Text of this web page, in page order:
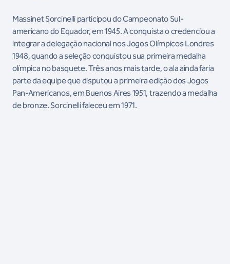
Massinet Sorcinelli participou do Campeonato Sul-
americano do Equador, em 1945. A conquista o credenciou a
integrar a delegação nacional nos Jogos Olímpicos Londres
1948, quando a seleção conquistou sua primeira medalha
olímpica no basquete. Três anos mais tarde, o ala ainda faria
parte da equipe que disputou a primeira edição dos Jogos
Pan-Americanos, em Buenos Aires 1951, trazendo a medalha
de bronze. Sorcinelli faleceu em 1971.